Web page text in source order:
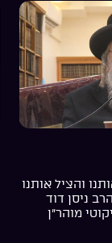
והציל אותנו
ניסן דוד
מוהר”ן